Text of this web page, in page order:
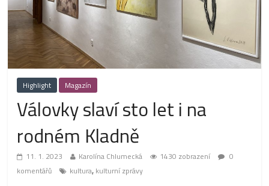
Highlight Magazín
Válovky slaví sto let i na
rodném Kladně
11. 1. 2023 Karolína Chlumecká 1430 zobrazení
0
komentářů
kultura, kulturní zprávy